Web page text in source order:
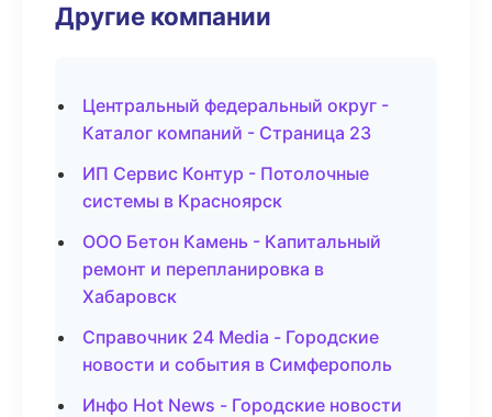
Другие компании
Центральный федеральный округ -
Каталог компаний - Страница 23
ИП Сервис Контур - Потолочные
системы в Красноярск
ООО Бетон Камень - Капитальный
ремонт и перепланировка в
Хабаровск
Справочник 24 Media - Городские
новости и события в Симферополь
Инфо Hot News - Городские новости